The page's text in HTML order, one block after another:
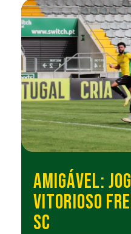
AMIGÁVEL:
VITORIOSO
SC